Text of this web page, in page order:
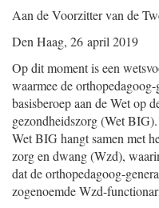
Aan de Voorzitter van de
Den Haag, 26 april 2019
Op dit moment is een
waarmee de
basisberoep aan de Wet op
gezondheidszorg (Wet BIG).
Wet BIG hangt samen met
zorg en dwang (Wzd),
dat de orthopedagoog-
zogenoemde Wzd-